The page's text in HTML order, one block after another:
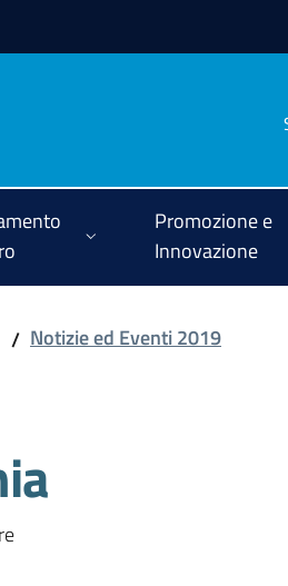
Promozione e
Innovazione
/ Notizie ed Eventi 2019